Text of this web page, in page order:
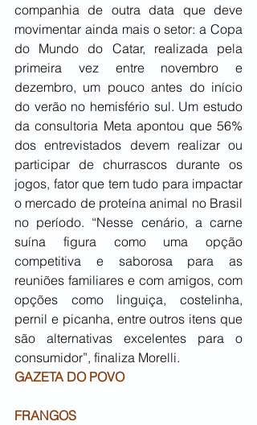
companhia de outra data que deve
movimentar ainda mais o setor: a Copa
do Mundo do Catar, realizada pela
primeira vez entre novembro e
dezembro, um pouco antes do início
do verão no hemisfério sul. Um estudo
da consultoria Meta apontou que 56%
dos entrevistados devem realizar ou
participar de churrascos durante os
jogos, fator que tem tudo para impactar
o mercado de proteína animal no Brasil
no período. “Nesse cenário, a carne
suína figura como uma opção
competitiva e saborosa para as
reuniões familiares e com amigos, com
opções como linguiça, costelinha,
pernil e picanha, entre outros itens que
são alternativas excelentes para o
consumidor”, finaliza Morelli.
GAZETA DO POVO
FRANGOS